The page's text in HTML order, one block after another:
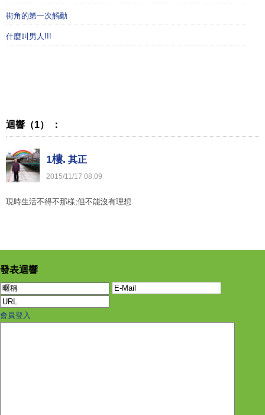
街角的第一次觸動
什麼叫男人!!!
迴響（1） ：
1樓. 其正
2015/11/17 08:09
現時生活不得不那樣;但不能沒有理想.
發表迴響
會員登入